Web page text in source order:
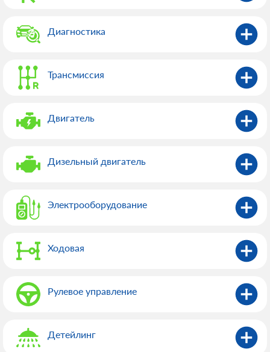
Диагностика
Трансмиссия
Двигатель
Дизельный двигатель
Электрооборудованиe
Ходовая
Рулевое управление
Детейлинг